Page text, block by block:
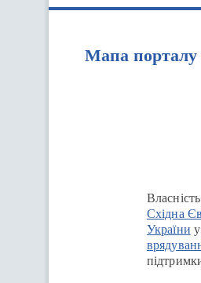
Мапа порталу
Східна
України